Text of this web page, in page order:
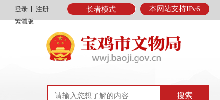
本网站支持IPv6
长者模式
登录
注册
繁體版